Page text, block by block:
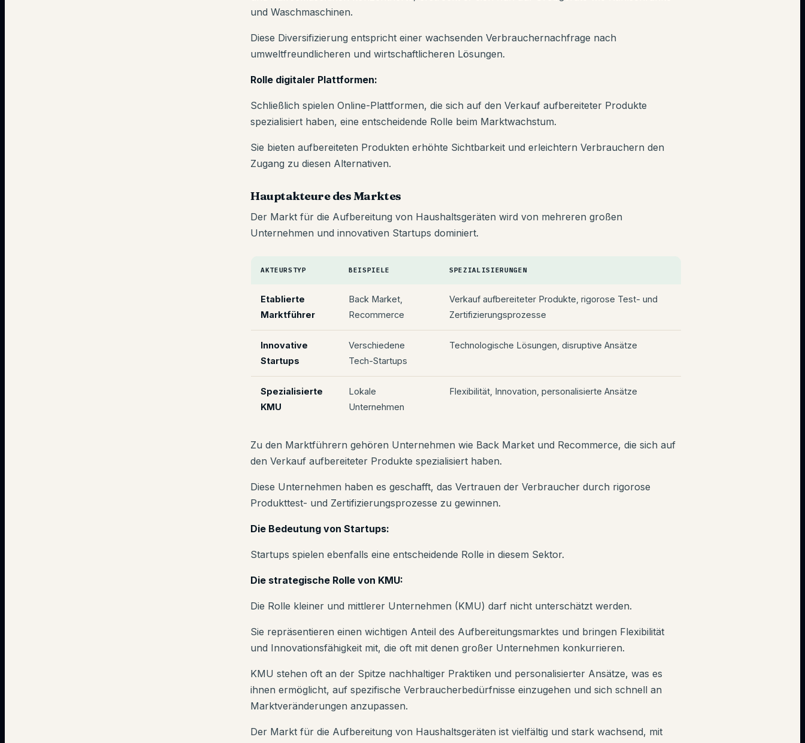
und Waschmaschinen.
Diese Diversifizierung entspricht einer wachsenden Verbrauchernachfrage nach
umweltfreundlicheren und wirtschaftlicheren Lösungen.
Rolle digitaler Plattformen:
Schließlich spielen Online-Plattformen, die sich auf den Verkauf aufbereiteter Produkte
spezialisiert haben, eine entscheidende Rolle beim Marktwachstum.
Sie bieten aufbereiteten Produkten erhöhte Sichtbarkeit und erleichtern Verbrauchern den
Zugang zu diesen Alternativen.
Hauptakteure des Marktes
Der Markt für die Aufbereitung von Haushaltsgeräten wird von mehreren großen
Unternehmen und innovativen Startups dominiert.
AKTEURSTYP BEISPIELE SPEZIALISIERUNGEN
Etablierte
Marktführer
Back Market,
Recommerce
Verkauf aufbereiteter Produkte, rigorose Test- und
Zertifizierungsprozesse
Innovative
Startups
Verschiedene
Tech-Startups
Technologische Lösungen, disruptive Ansätze
Spezialisierte
KMU
Lokale
Unternehmen
Flexibilität, Innovation, personalisierte Ansätze
Zu den Marktführern gehören Unternehmen wie Back Market und Recommerce, die sich auf
den Verkauf aufbereiteter Produkte spezialisiert haben.
Diese Unternehmen haben es geschafft, das Vertrauen der Verbraucher durch rigorose
Produkttest- und Zertifizierungsprozesse zu gewinnen.
Die Bedeutung von Startups:
Startups spielen ebenfalls eine entscheidende Rolle in diesem Sektor.
Die strategische Rolle von KMU:
Die Rolle kleiner und mittlerer Unternehmen (KMU) darf nicht unterschätzt werden.
Sie repräsentieren einen wichtigen Anteil des Aufbereitungsmarktes und bringen Flexibilität
und Innovationsfähigkeit mit, die oft mit denen großer Unternehmen konkurrieren.
KMU stehen oft an der Spitze nachhaltiger Praktiken und personalisierter Ansätze, was es
ihnen ermöglicht, auf spezifische Verbraucherbedürfnisse einzugehen und sich schnell an
Marktveränderungen anzupassen.
Der Markt für die Aufbereitung von Haushaltsgeräten ist vielfältig und stark wachsend, mit